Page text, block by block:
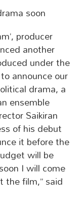
soon
producer
another
under the
announce our
drama, a
ensemble
Saikiran
of his debut
it before the
will be
I will come
film,” said